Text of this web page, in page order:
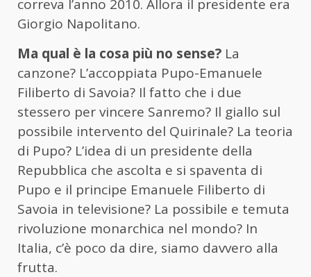
correva l’anno 2010. Allora il presidente era
Giorgio Napolitano.
Ma qual è la cosa più no sense? La
canzone? L’accoppiata Pupo-Emanuele
Filiberto di Savoia? Il fatto che i due
stessero per vincere Sanremo? Il giallo sul
possibile intervento del Quirinale? La teoria
di Pupo? L’idea di un presidente della
Repubblica che ascolta e si spaventa di
Pupo e il principe Emanuele Filiberto di
Savoia in televisione? La possibile e temuta
rivoluzione monarchica nel mondo? In
Italia, c’è poco da dire, siamo davvero alla
frutta.